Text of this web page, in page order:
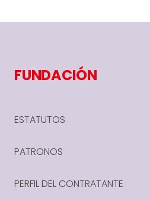
FUNDACIÓN
ESTATUTOS
PATRONOS
PERFIL DEL CONTRATANTE